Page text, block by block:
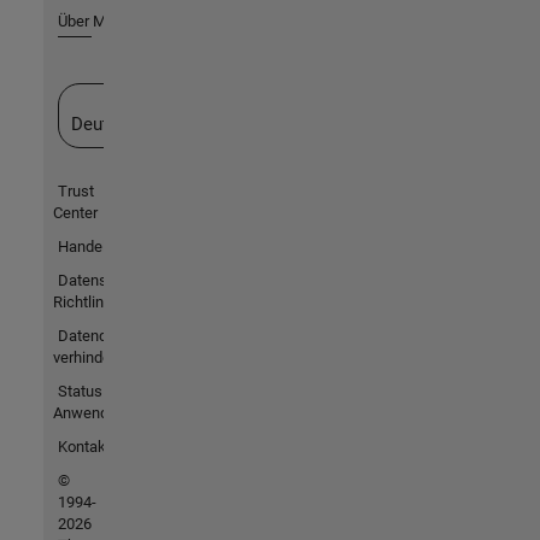
Über MathWorks
Deutschland
Trust
Center
Handelsmarken
Datenschutz-
Richtlinien
Datendiebstahl
verhindern
Status von
Anwendungen
Kontakt
©
1994-
2026